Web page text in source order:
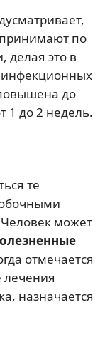
принимают по
делая это в
до
1 до 2 недель.
те
может
отмечается
лечения
назначается